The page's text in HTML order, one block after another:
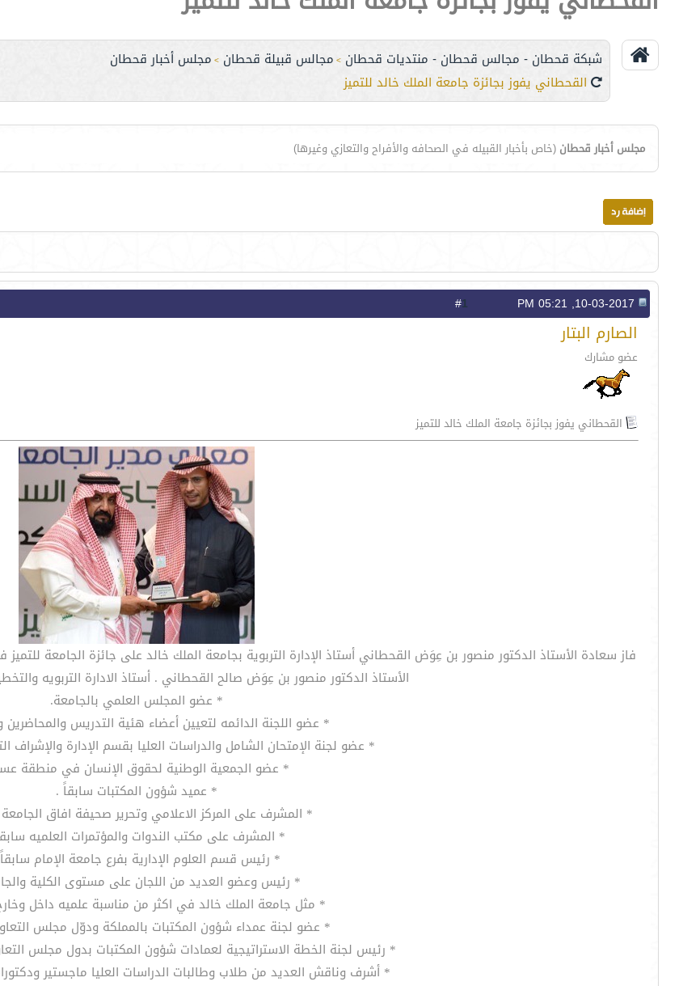
شبكة قحطان - مجالس قحطان - منتديات قحطان > مجالس قبيلة قحطان > مجلس أخبار قحطان
القحطاني يفوز بجائزة جامعة الملك خالد للتميز
مجلس أخبار قحطان (خاص بأخبار القبيله في الصحافه والأفراح والتعازي وغيرها)
1
الصارم البتار
عضو مشارك
القحطاني يفوز بجائزة جامعة الملك خالد للتميز
فاز سعادة الأستاذ الدكتور منصور بن عِوَض القحطاني أستاذ الإدارة التربوية بجامعة الملك خالد على جائزة الجامعة
الأستاذ الدكتور منصور بن عِوَض صالح القحطاني . أستاذ الادارة التربويه
* عضو المجلس العلمي بالجامعة.
* عضو اللجنة الدائمه لتعيين أعضاء هئية التدريس والمحاضرين
* عضو لجنة الإمتحان الشامل والدراسات العليا بقسم الإدارة والإشراف
* عضو الجمعية الوطنية لحقوق الإنسان في منطقة
* عميد شؤون المكتبات سابقاً .
* المشرف على المركز الاعلامي وتحرير صحيفة افاق
* المشرف على مكتب الندوات والمؤتمرات العلميه
* رئيس قسم العلوم الإدارية بفرع جامعة الإمام
* رئيس وعضو العديد من اللجان على مستوى الكلية
* مثل جامعة الملك خالد في اكثر من مناسبة علميه داخل
* عضو لجنة عمداء شؤون المكتبات بالمملكة ودوّل مجلس
* رئيس لجنة الخطة الاستراتيجية لعمادات شؤون المكتبات بدول مجلس
* أشرف وناقش العديد من طلاب وطالبات الدراسات العليا ماجستير